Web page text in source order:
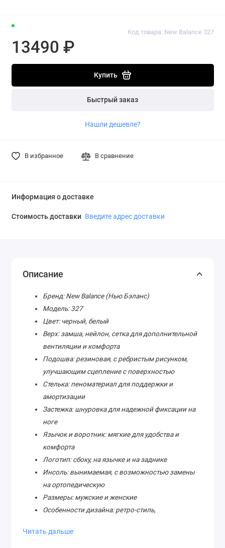
Код товара: New Balance 327
13490 ₽
Купить
Быстрый заказ
Нашли дешевле?
В избранное В сравнение
Информация о доставке
Стоимость доставки Введите адрес доставки
Описание
Бренд: New Balance (Нью Бэланс)
Модель: 327
Цвет: черный, белый
Верх: замша, нейлон, сетка для дополнительной
вентиляции и комфорта
Подошва: резиновая, с ребристым рисунком,
улучшающим сцепление с поверхностью
Стелька: пеноматериал для поддержки и
амортизации
Застежка: шнуровка для надежной фиксации на
ноге
Язычок и воротник: мягкие для удобства и
комфорта
Логотип: сбоку, на язычке и на заднике
Инсоль: вынимаемая, с возможностью замены
на ортопедическую
Размеры: мужские и женские
Особенности дизайна: ретро-стиль,
Технологии: использованы для улучшения
Читать дальше